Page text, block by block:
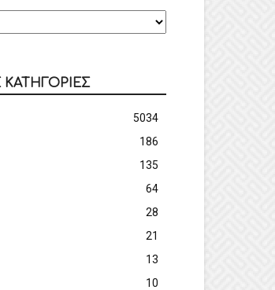
5034
186
135
64
28
21
13
10